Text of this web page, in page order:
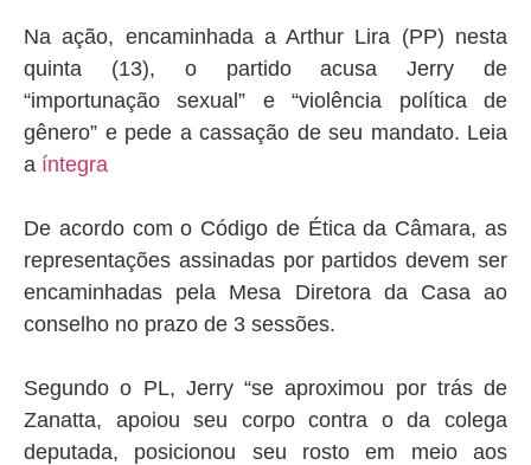
Na ação, encaminhada a Arthur Lira (PP) nesta
quinta (13), o partido acusa Jerry de
“importunação sexual” e “violência política de
gênero” e pede a cassação de seu mandato. Leia
a íntegra
De acordo com o Código de Ética da Câmara, as
representações assinadas por partidos devem ser
encaminhadas pela Mesa Diretora da Casa ao
conselho no prazo de 3 sessões.
Segundo o PL, Jerry “se aproximou por trás de
Zanatta, apoiou seu corpo contra o da colega
deputada, posicionou seu rosto em meio aos